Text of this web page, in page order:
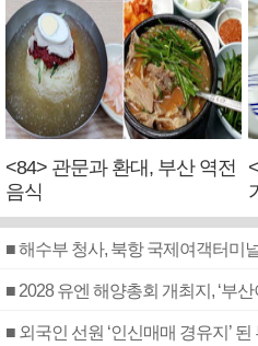
<84> 관문과 환대, 부산 역전
음식
■ 해수부 청사, 북항 국제여객터미
■ 2028 유엔 해양총회 개최지, ‘부
■ 외국인 선원 ‘인신매매 경유지’